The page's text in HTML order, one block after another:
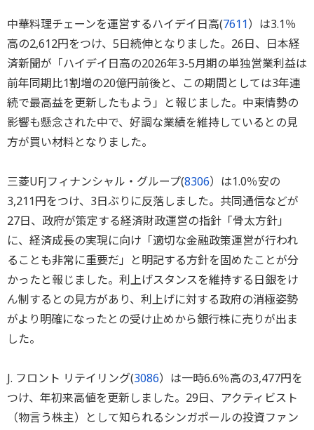
中華料理チェーンを運営するハイデイ日高(7611）は3.1％
高の2,612円をつけ、5日続伸となりました。26日、日本経
済新聞が「ハイデイ日高の2026年3-5月期の単独営業利益は
前年同期比1割増の20億円前後と、この期間としては3年連
続で最高益を更新したもよう」と報じました。中東情勢の
影響も懸念された中で、好調な業績を維持しているとの見
方が買い材料となりました。
三菱UFJフィナンシャル・グループ(8306）は1.0％安の
3,211円をつけ、3日ぶりに反落しました。共同通信などが
27日、政府が策定する経済財政運営の指針「骨太方針」
に、経済成長の実現に向け「適切な金融政策運営が行われ
ることも非常に重要だ」と明記する方針を固めたことが分
かったと報じました。利上げスタンスを維持する日銀をけ
ん制するとの見方があり、利上げに対する政府の消極姿勢
がより明確になったとの受け止めから銀行株に売りが出ま
した。
J. フロント リテイリング(3086）は一時6.6％高の3,477円を
つけ、年初来高値を更新しました。29日、アクティビスト
（物言う株主）として知られるシンガポールの投資ファン